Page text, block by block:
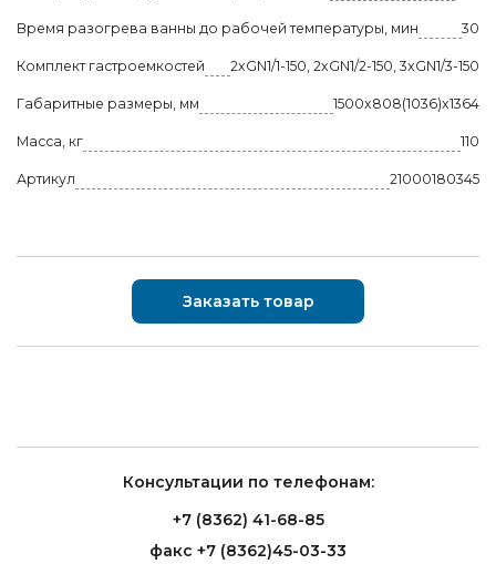
Время разогрева ванны до рабочей температуры, мин 30
Комплект гастроемкостей 2xGN1/1-150, 2xGN1/2-150, 3xGN1/3-150
Габаритные размеры, мм 1500x808(1036)x1364
Масса, кг 110
Артикул 21000180345
Заказать товар
Консультации по телефонам:
+7 (8362) 41-68-85
факс +7 (8362)45-03-33